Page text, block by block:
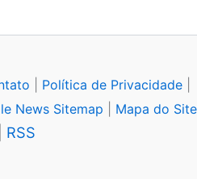
Política de Privacidade
News Sitemap Mapa do Site
RSS